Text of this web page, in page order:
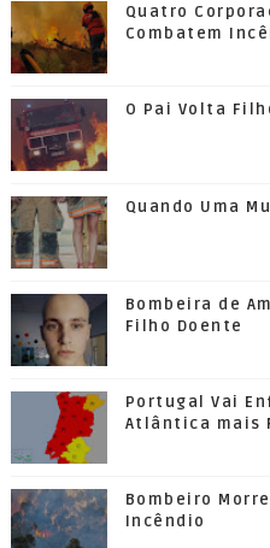
Quatro
Combatem
O Pai Volta
Quando Uma
Bombeira de
Filho Doente
Portugal Vai
Atlântica mais
Bombeiro
Incêndio